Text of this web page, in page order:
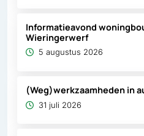
Informatieavond
Wieringerwerf
5 augustus 2026
(Weg)werkzaamheden in
31 juli 2026